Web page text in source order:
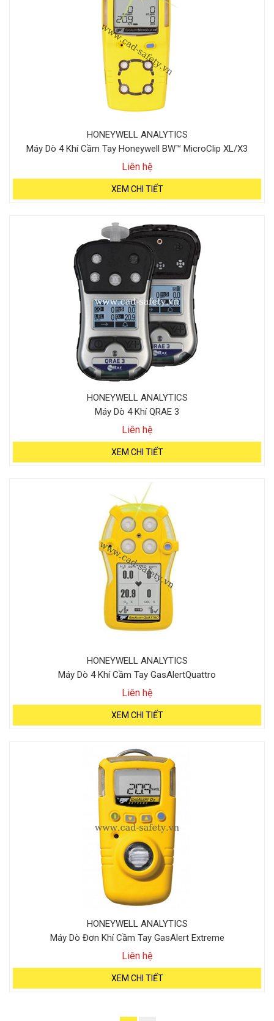
HONEYWELL ANALYTICS
Máy Dò 4 Khí Cầm Tay Honeywell BW™ MicroClip XL/X3
Liên hệ
XEM CHI TIẾT
HONEYWELL ANALYTICS
Máy Dò 4 Khí QRAE 3
Liên hệ
XEM CHI TIẾT
HONEYWELL ANALYTICS
Máy Dò 4 Khí Cầm Tay GasAlertQuattro
Liên hệ
XEM CHI TIẾT
HONEYWELL ANALYTICS
Máy Dò Đơn Khí Cầm Tay GasAlert Extreme
Liên hệ
XEM CHI TIẾT